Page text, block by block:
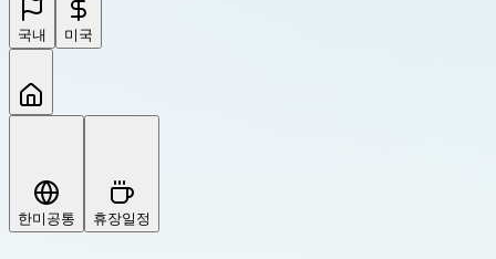
국내 미국
한미공통 휴장일정